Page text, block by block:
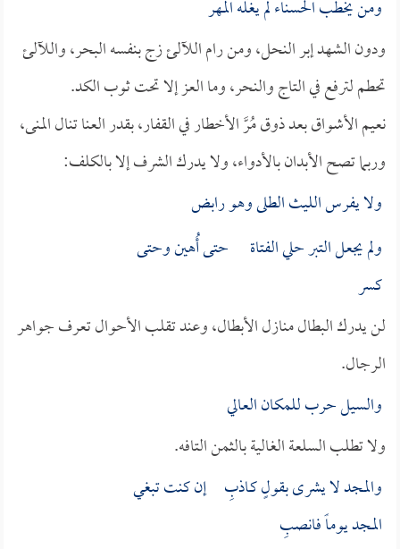
ومن يخطب الحسناء لم يغله المهر
ودون الشهد إبر النحل، ومن رام اللآلئ زج بنفسه البحر، واللآلئ
تحطم لترفع في التاج والنحر، وما العز إلا تحت ثوب الكد.
نعيم الأشواق بعد ذوق مُرَّ الأخطار في القفار، بقدر العنا تنال المنى،
وربما تصح الأبدان بالأدواء، ولا يدرك الشرف إلا بالكلف:
ولا يفرس الليث الطلى وهو رابض
ولم يجعل التبر حلي الفتاة حتى أُهين وحتى
كسر
لن يدرك البطال منازل الأبطال، وعند تقلب الأحوال تعرف جواهر
الرجال.
والسيل حرب للمكان العالي
ولا تطلب السلعة الغالية بالثمن التافه.
والمجد لا يشرى بقولٍ كـاذبِ إن كنت تبغي
المجد يوماً فانصبِ